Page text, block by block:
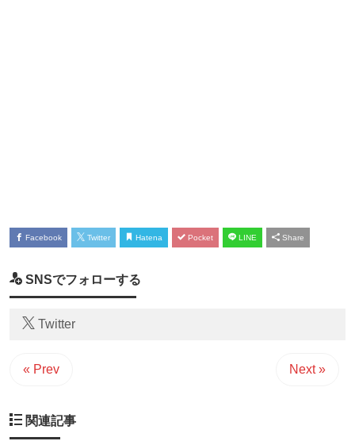
Facebook Twitter Hatena Pocket LINE Share
SNSでフォローする
Twitter
« Prev Next »
関連記事